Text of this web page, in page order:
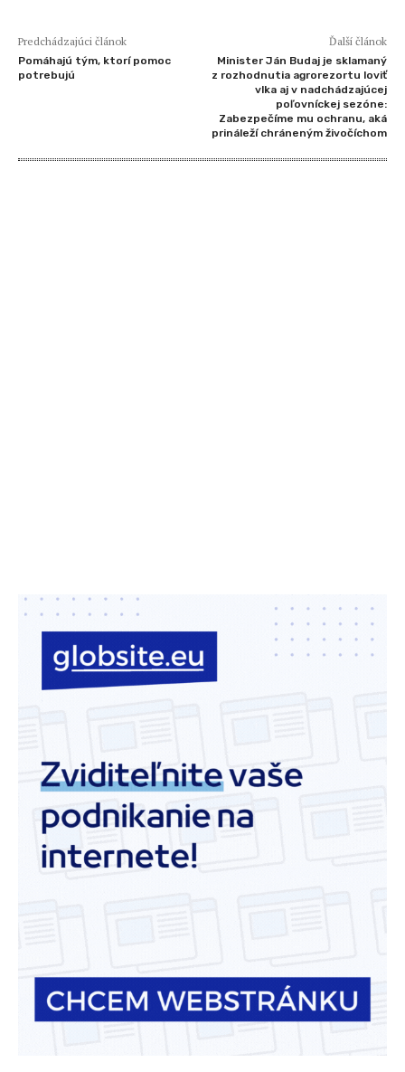
Predchádzajúci článok
Pomáhajú tým, ktorí pomoc
potrebujú
Ďalší článok
Minister Ján Budaj je sklamaný
z rozhodnutia agrorezortu loviť
vlka aj v nadchádzajúcej
poľovníckej sezóne:
Zabezpečíme mu ochranu, aká
prináleží chráneným živočíchom